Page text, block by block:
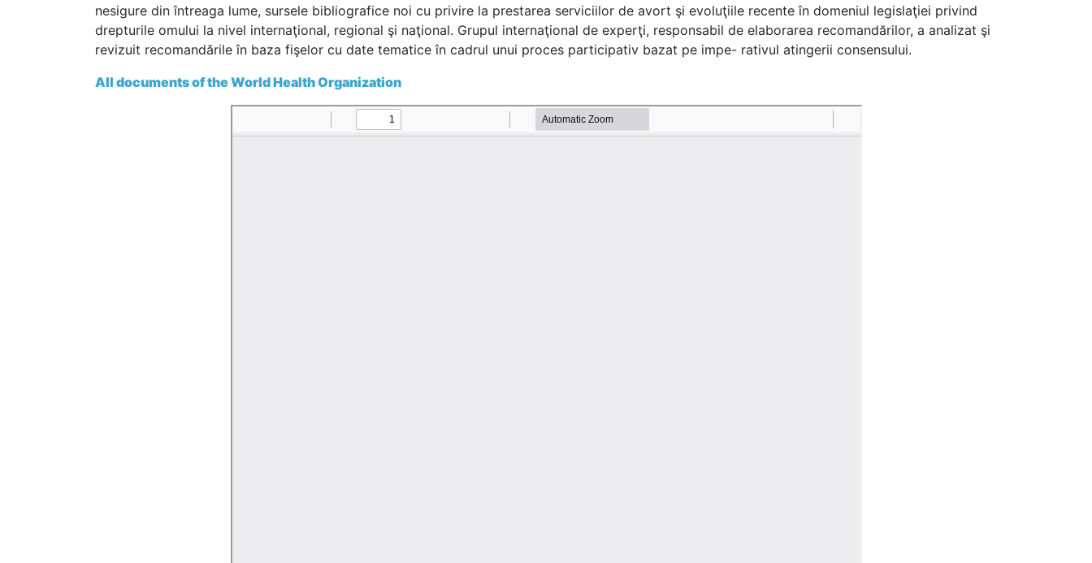
nesigure din întreaga lume, sursele bibliografice noi cu privire la prestarea serviciilor de avort şi evoluţiile recente în domeniul legislaţiei privind
drepturile omului la nivel internaţional, regional şi naţional. Grupul internaţional de experţi, responsabil de elaborarea recomandărilor, a analizat şi
revizuit recomandările în baza fişelor cu date tematice în cadrul unui proces participativ bazat pe impe- rativul atingerii consensului.
All documents of the World Health Organization